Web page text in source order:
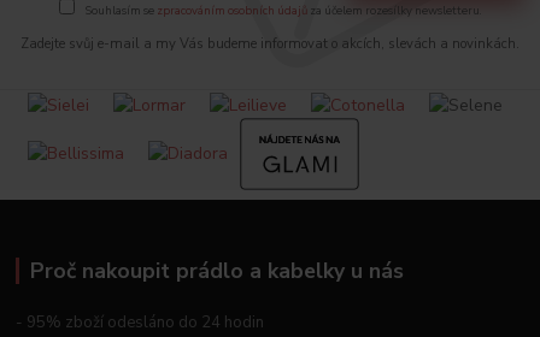
Souhlasím se zpracováním osobních údajů za účelem rozesílky newsletteru.
Zadejte svůj e-mail a my Vás budeme informovat o akcích, slevách a novinkách.
Proč nakoupit prádlo a kabelky u nás
- 95% zboží odesláno do 24 hodin